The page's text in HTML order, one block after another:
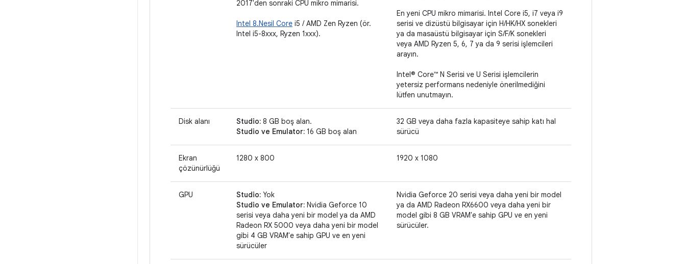
2017'den sonraki CPU mikro mimarisi.
Intel 8.Nesil Core i5 / AMD Zen Ryzen (ör.
Intel i5-8xxx, Ryzen 1xxx).
En yeni CPU mikro mimarisi. Intel Core i5, i7 veya i9
serisi ve dizüstü bilgisayar için H/HK/HX sonekleri
ya da masaüstü bilgisayar için S/F/K sonekleri
veya AMD Ryzen 5, 6, 7 ya da 9 serisi işlemcileri
arayın.
Intel® Core™ N Serisi ve U Serisi işlemcilerin
yetersiz performans nedeniyle önerilmediğini
lütfen unutmayın.
Disk alanı Studio: 8 GB boş alan.
Studio ve Emulator: 16 GB boş alan
32 GB veya daha fazla kapasiteye sahip katı hal
sürücü
Ekran
çözünürlüğü
1280 x 800 1920 x 1080
GPU Studio: Yok
Studio ve Emulator: Nvidia Geforce 10
serisi veya daha yeni bir model ya da AMD
Radeon RX 5000 veya daha yeni bir model
gibi 4 GB VRAM'e sahip GPU ve en yeni
sürücüler
Nvidia Geforce 20 serisi veya daha yeni bir model
ya da AMD Radeon RX6600 veya daha yeni bir
model gibi 8 GB VRAM'e sahip GPU ve en yeni
sürücüler.